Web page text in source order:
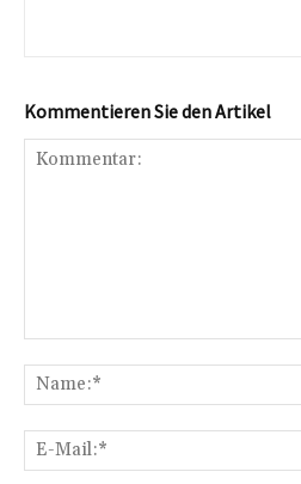
Kommentieren Sie den Artikel